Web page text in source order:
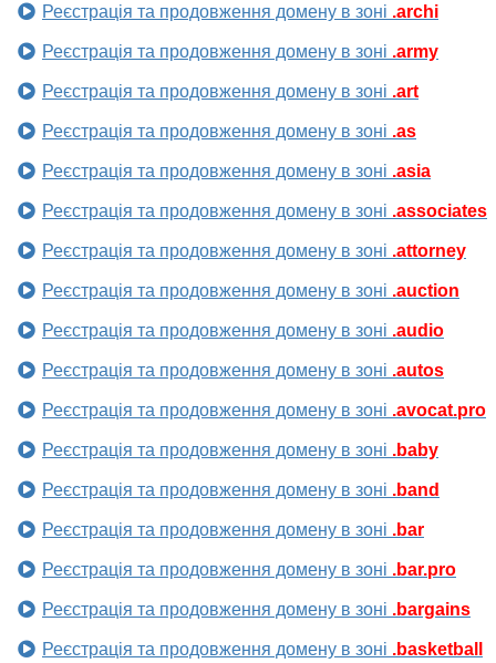
Реєстрація та продовження домену в зоні .archi
Реєстрація та продовження домену в зоні .army
Реєстрація та продовження домену в зоні .art
Реєстрація та продовження домену в зоні .as
Реєстрація та продовження домену в зоні .asia
Реєстрація та продовження домену в зоні .associates
Реєстрація та продовження домену в зоні .attorney
Реєстрація та продовження домену в зоні .auction
Реєстрація та продовження домену в зоні .audio
Реєстрація та продовження домену в зоні .autos
Реєстрація та продовження домену в зоні .avocat.pro
Реєстрація та продовження домену в зоні .baby
Реєстрація та продовження домену в зоні .band
Реєстрація та продовження домену в зоні .bar
Реєстрація та продовження домену в зоні .bar.pro
Реєстрація та продовження домену в зоні .bargains
Реєстрація та продовження домену в зоні .basketball